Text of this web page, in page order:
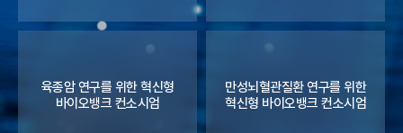
육종암 연구를 위한 혁신형
바이오뱅크 컨소시엄
만성뇌혈관질환 연구를 위한
혁신형 바이오뱅크 컨소시엄